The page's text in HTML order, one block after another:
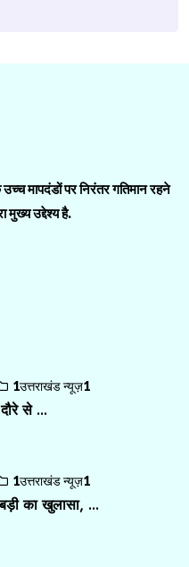
मापदंडों पर निरंतर गतिमान रहने
मुख्य उद्देश्य है.
1उत्तराखंड न्यूज़1
से ...
1उत्तराखंड न्यूज़1
का खुलासा, ...